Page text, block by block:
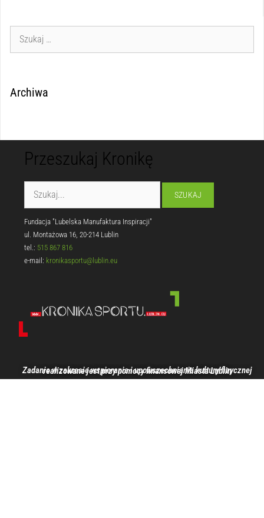
Archiwa
Przeszukaj Kronikę
Fundacja "Lubelska Manufaktura Inspiracji"
ul. Montażowa 16, 20-214 Lublin
tel.: 515 867 816
e-mail: kronikasportu@lublin.eu
Zadanie w zakresie wspierania i upowszechniania kultury fizycznej realizowane jest przy pomocy finansowej Miasta Lublin